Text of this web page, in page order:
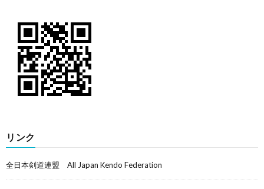
リンク
全日本剣道連盟 All Japan Kendo Federation